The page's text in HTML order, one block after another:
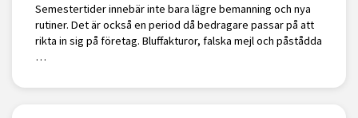
Semestertider innebär inte bara lägre bemanning och nya
rutiner. Det är också en period då bedragare passar på att
rikta in sig på företag. Bluffakturor, falska mejl och påstådda
…